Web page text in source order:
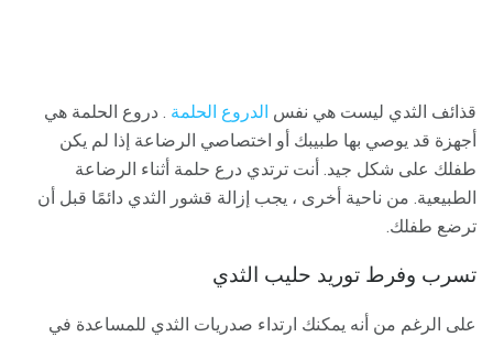
قذائف الثدي ليست هي نفس الدروع الحلمة . دروع الحلمة هي
أجهزة قد يوصي بها طبيبك أو اختصاصي الرضاعة إذا لم يكن
طفلك على شكل جيد. أنت ترتدي درع حلمة أثناء الرضاعة
الطبيعية. من ناحية أخرى ، يجب إزالة قشور الثدي دائمًا قبل أن
ترضع طفلك.
تسرب وفرط توريد حليب الثدي
على الرغم من أنه يمكنك ارتداء صدريات الثدي للمساعدة في